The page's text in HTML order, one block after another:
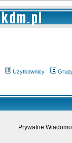
Użytkownicy
Prywatne